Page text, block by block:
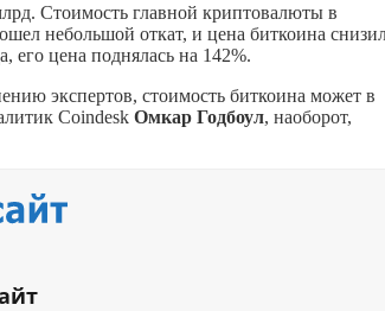
Стоимость главной криптовалюты в
небольшой откат, и цена биткоина
его цена поднялась на 142%.
экспертов, стоимость биткоина может в
Coindesk Омкар Годбоул, наоборот,